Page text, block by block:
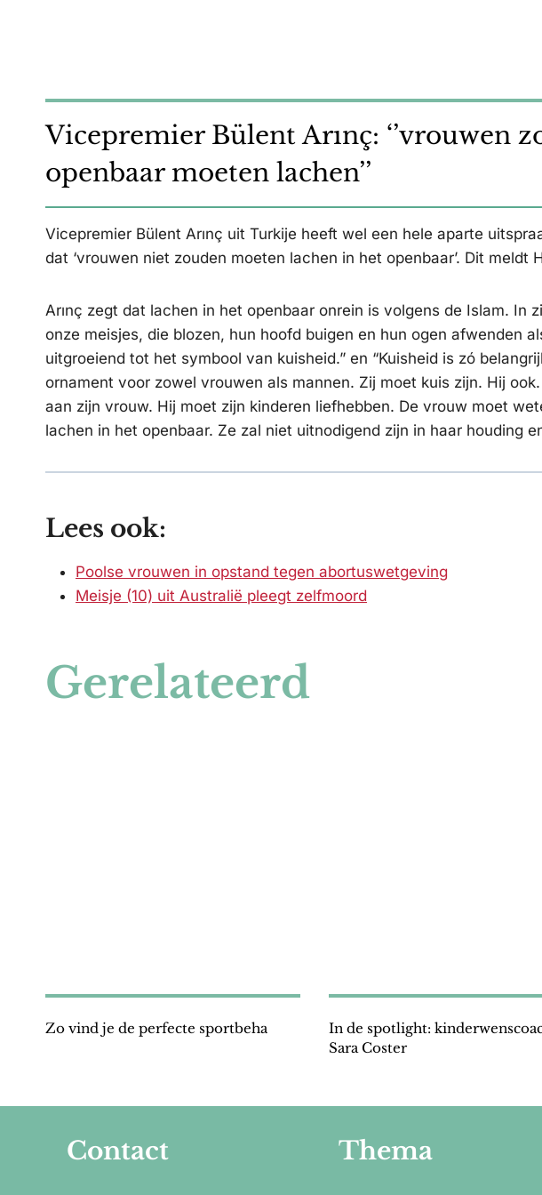
Vicepremier Bülent Arınç: ‘’vrouwen
openbaar moeten lachen’’
Vicepremier Bülent Arınç uit Turkije heeft wel een hele aparte
dat ‘vrouwen niet zouden moeten lachen in het openbaar’. Dit meldt
Arınç zegt dat lachen in het openbaar onrein is volgens de Islam. In
onze meisjes, die blozen, hun hoofd buigen en hun ogen afwenden
uitgroeiend tot het symbool van kuisheid.” en “Kuisheid is zó
ornament voor zowel vrouwen als mannen. Zij moet kuis zijn. Hij
aan zijn vrouw. Hij moet zijn kinderen liefhebben. De vrouw moet
lachen in het openbaar. Ze zal niet uitnodigend zijn in haar houding
Lees ook:
Poolse vrouwen in opstand tegen abortuswetgeving
Meisje (10) uit Australië pleegt zelfmoord
Gerelateerd
Zo vind je de perfecte sportbeha
In de spotlight:
Sara Coster
Contact Thema